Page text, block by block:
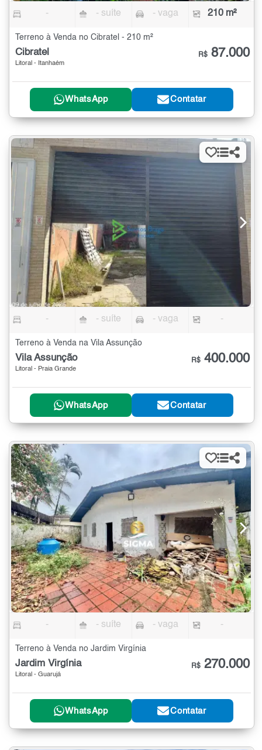
- - suíte - vaga 210 m²
Terreno à Venda no Cibratel - 210 m²
Cibratel
Litoral - Itanhaém
R$ 87.000
WhatsApp Contatar
- - suíte - vaga -
Terreno à Venda na Vila Assunção
Vila Assunção
Litoral - Praia Grande
R$ 400.000
WhatsApp Contatar
- - suíte - vaga -
Terreno à Venda no Jardim Virgínia
Jardim Virgínia
Litoral - Guarujá
R$ 270.000
WhatsApp Contatar